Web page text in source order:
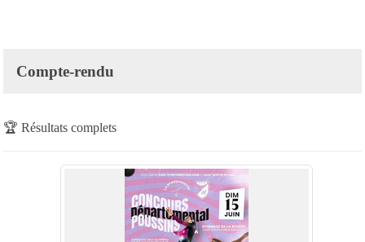
Compte-rendu
🏆 Résultats complets